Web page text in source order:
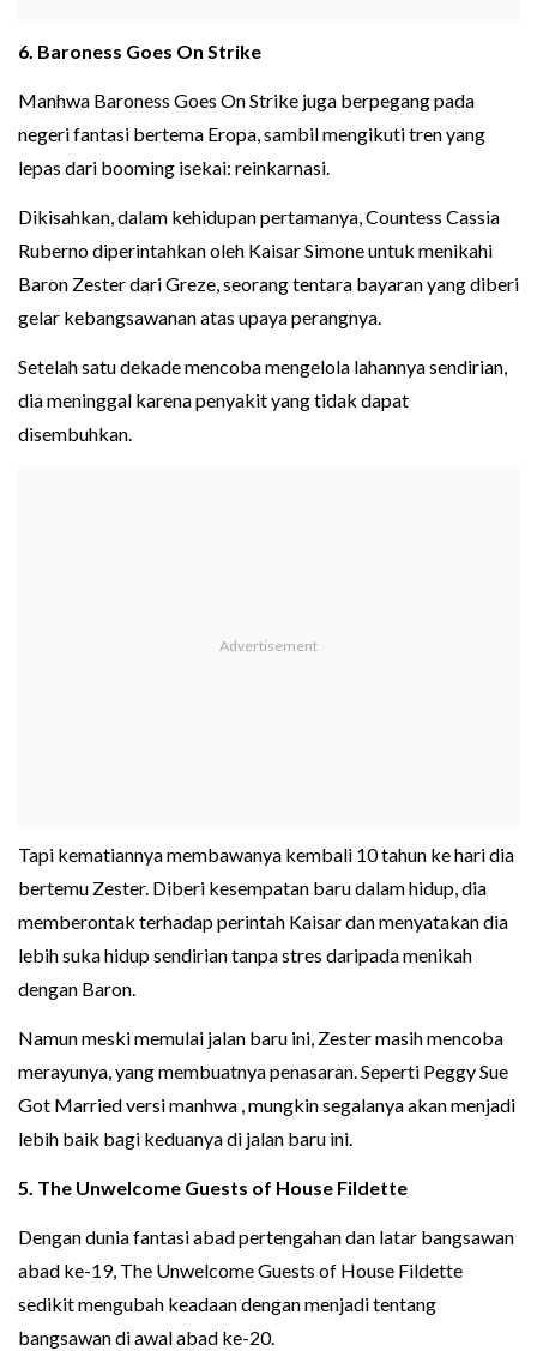
6. Baroness Goes On Strike
Manhwa Baroness Goes On Strike juga berpegang pada
negeri fantasi bertema Eropa, sambil mengikuti tren yang
lepas dari booming isekai: reinkarnasi.
Dikisahkan, dalam kehidupan pertamanya, Countess Cassia
Ruberno diperintahkan oleh Kaisar Simone untuk menikahi
Baron Zester dari Greze, seorang tentara bayaran yang diberi
gelar kebangsawanan atas upaya perangnya.
Setelah satu dekade mencoba mengelola lahannya sendirian,
dia meninggal karena penyakit yang tidak dapat
disembuhkan.
Tapi kematiannya membawanya kembali 10 tahun ke hari dia
bertemu Zester. Diberi kesempatan baru dalam hidup, dia
memberontak terhadap perintah Kaisar dan menyatakan dia
lebih suka hidup sendirian tanpa stres daripada menikah
dengan Baron.
Namun meski memulai jalan baru ini, Zester masih mencoba
merayunya, yang membuatnya penasaran. Seperti Peggy Sue
Got Married versi manhwa , mungkin segalanya akan menjadi
lebih baik bagi keduanya di jalan baru ini.
5. The Unwelcome Guests of House Fildette
Dengan dunia fantasi abad pertengahan dan latar bangsawan
abad ke-19, The Unwelcome Guests of House Fildette
sedikit mengubah keadaan dengan menjadi tentang
bangsawan di awal abad ke-20.